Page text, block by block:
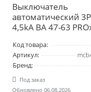
Выключатель
автоматический
4,5kA ВА 47-63
Код товара:
Артикул:
Бренд:
Под заказ
Обновлено 06.08.2026